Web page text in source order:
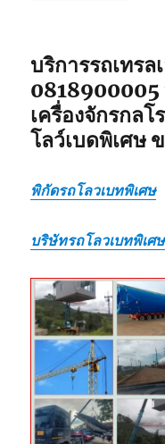
บริการรถเทรล
0818900005
เครื่องจักรกล
โลว์เบดพิเศษ
พิกัดรถโลวเบทพิเศษ
บริษัทรถโลวเบทพิเศษ